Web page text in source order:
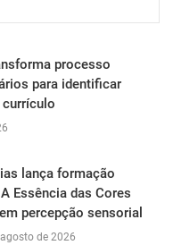
processo
para identificar
lança formação
Essência das Cores
percepção sensorial
de 2026